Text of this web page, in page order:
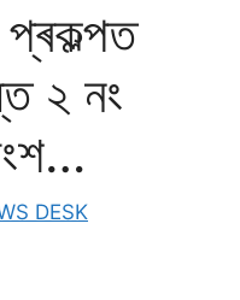
প্ৰকল্পত
২ নং
DESK